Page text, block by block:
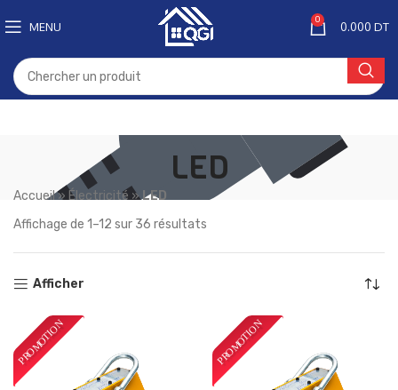
MENU 0 0.000 DT
LED
Accueil» Électricité »LED
Affichage de 1–12 sur 36 résultats
Afficher